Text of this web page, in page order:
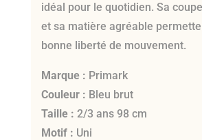
idéal pour le quotidien. Sa
et sa matière agréable
bonne liberté de mouvement.
Marque : Primark
Couleur : Bleu brut
Taille : 2/3 ans 98 cm
Motif : Uni